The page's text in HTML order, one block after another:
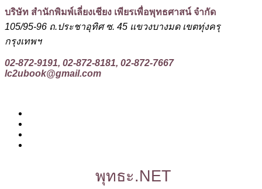
บริษัท สำนักพิมพ์เลี่ยงเชียง เพียรเพื่อพุทธศาสน์ จำกัด
105/95-96 ถ.ประชาอุทิศ ซ. 45 แขวงบางมด เขตทุ่งครุ
กรุงเทพฯ
02-872-9191, 02-872-8181, 02-872-7667
lc2ubook@gmail.com
พุทธะ.NET